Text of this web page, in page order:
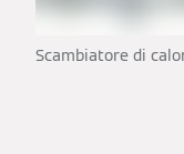
Scambiatore di